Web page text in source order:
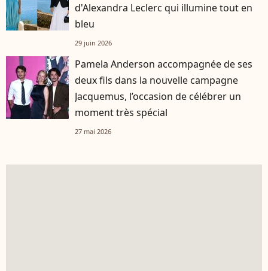
d'Alexandra Leclerc qui illumine tout en
bleu
29 juin 2026
Pamela Anderson accompagnée de ses
deux fils dans la nouvelle campagne
Jacquemus, l’occasion de célébrer un
moment très spécial
27 mai 2026